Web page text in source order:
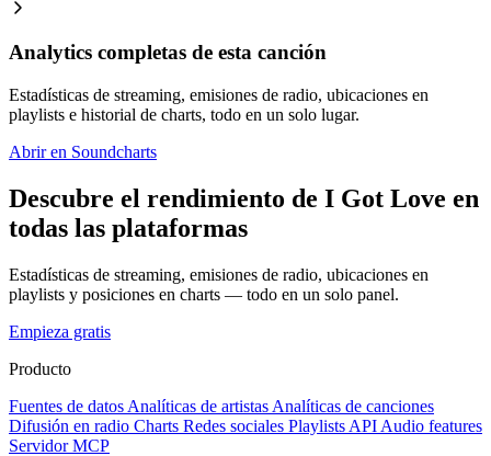
Analytics completas de esta canción
Estadísticas de streaming, emisiones de radio, ubicaciones en
playlists e historial de charts, todo en un solo lugar.
Abrir en Soundcharts
Descubre el rendimiento de I Got Love en
todas las plataformas
Estadísticas de streaming, emisiones de radio, ubicaciones en
playlists y posiciones en charts — todo en un solo panel.
Empieza gratis
Producto
Fuentes de datos Analíticas de artistas Analíticas de canciones
Difusión en radio Charts Redes sociales Playlists API Audio features
Servidor MCP